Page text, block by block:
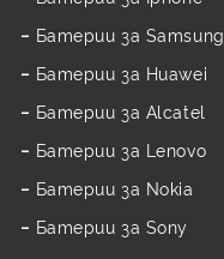
Батерии за Samsung
Батерии за Huawei
Батерии за Alcatel
Батерии за Lenovo
Батерии за Nokia
Батерии за Sony